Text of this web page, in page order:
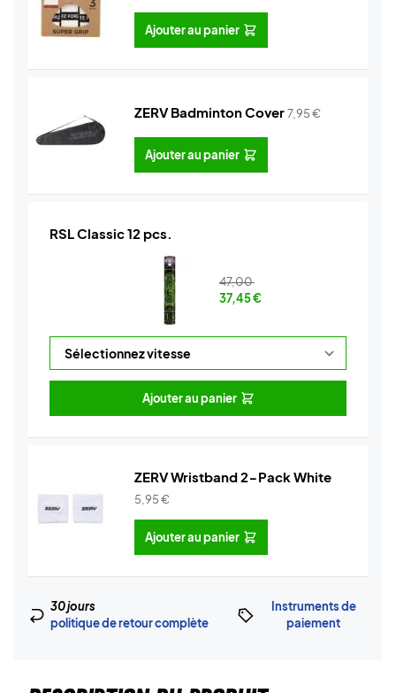
Ajouter au panier
ZERV Badminton Cover7,95€
Ajouter au panier
RSL Classic 12 pcs.
47,00
37,45€
Ajouter au panier
ZERV Wristband 2-Pack White
5,95€
Ajouter au panier
30 jours
politique de retour complète
Instruments de
paiement